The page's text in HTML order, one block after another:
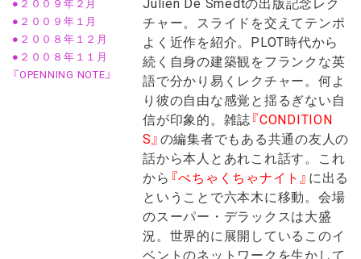
●２００９年１月
●２００８年１２月
●２００８年１１月
『OPENNING NOTE』
チャー。スライドを交えてテンポ
よく近作を紹介。PLOT時代から
続く自身の建築観をフランクな英
語で分かり易くレクチャー。何よ
り彼の自由な感覚と揺るぎない自
信が印象的。雑誌『CONDITION
S』の編集者でもある共通の友人の
話から本人とあれこれ話す。これ
から 『ぺちゃくちゃナイト』 に出る
ということで六本木に移動。会場
のスーパー・デラックスは大盛
況。世界的に展開しているこのイ
ベントのネットワークを生かして